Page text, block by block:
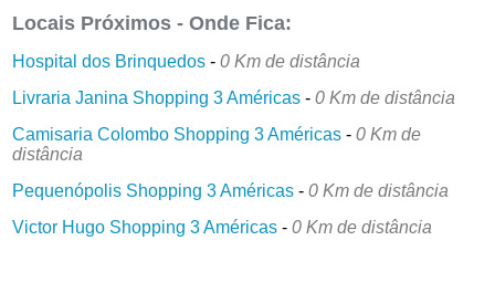
Locais Próximos - Onde Fica:
Hospital dos Brinquedos -0 Km de distância
Livraria Janina Shopping 3 Américas -0 Km de distância
Camisaria Colombo Shopping 3 Américas -0 Km de
distância
Pequenópolis Shopping 3 Américas -0 Km de distância
Victor Hugo Shopping 3 Américas -0 Km de distância